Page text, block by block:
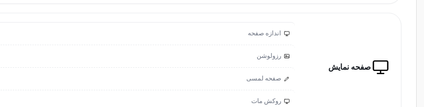
صفحه نمایش
اندازه صفحه
رزولوشن
صفحه لمسی
روکش مات